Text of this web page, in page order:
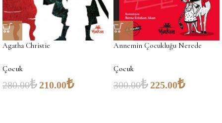
Agatha Christie
Çocuk
280.00₺210.00₺
Annemin Çocukluğu Nerede
Çocuk
300.00₺225.00₺